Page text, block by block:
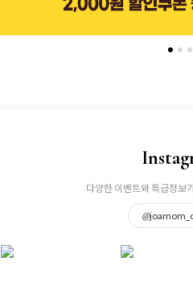
다양한 이벤트와 특급정보
@